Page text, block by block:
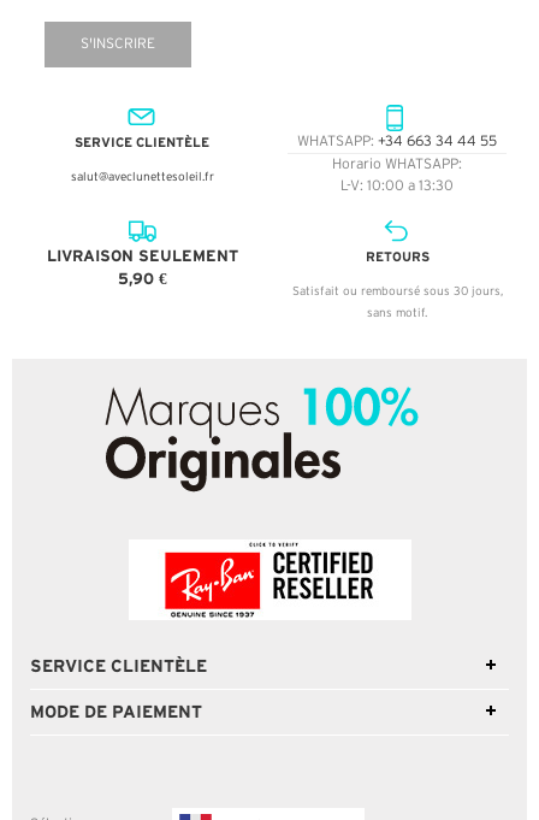
S'INSCRIRE
SERVICE CLIENTÈLE
salut@aveclunettesoleil.fr
WHATSAPP: +34 663 34 44 55
Horario WHATSAPP:
L-V: 10:00 a 13:30
LIVRAISON SEULEMENT
5,90 €
RETOURS
Satisfait ou remboursé sous 30 jours,
sans motif.
SERVICE CLIENTÈLE
MODE DE PAIEMENT